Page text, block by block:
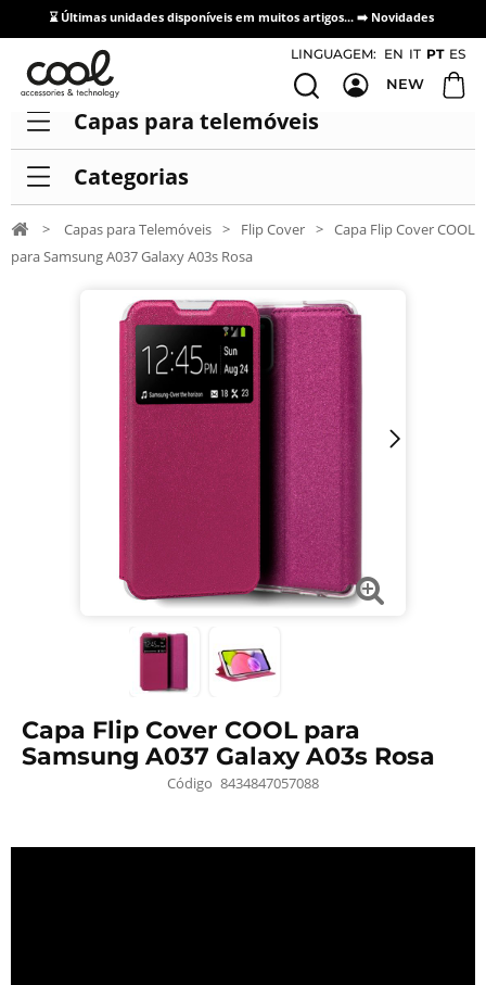
⌛ Últimas unidades disponíveis em muitos artigos... ➡️ Novidades
Acesso / Cadastro de Distribuidores
LINGUAGEM: EN IT PT ES
NEW
Capas para telemóveis
Categorias
> Capas para Telemóveis > Flip Cover > Capa Flip Cover COOL
para Samsung A037 Galaxy A03s Rosa
Capa Flip Cover COOL para
Samsung A037 Galaxy A03s Rosa
Código 8434847057088